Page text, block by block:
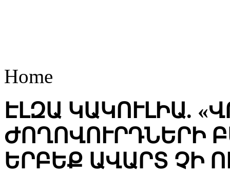
Home
ԷԼԶԱ ԿԱԿՈՒԼԻԱ.
ԺՈՂՈՎՈՒՐԴՆԵՐԻ
ԵՐԲԵՔ ԱՎԱՐՏ ՉԻ